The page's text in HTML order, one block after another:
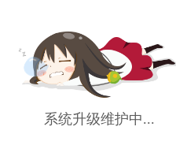
系统升级维护中...